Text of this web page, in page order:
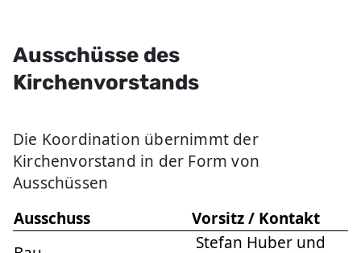
Ausschüsse des
Kirchenvorstands
Die Koordination übernimmt der
Kirchenvorstand in der Form von
Ausschüssen
Ausschuss
Vorsitz / Kontakt
Stefan Huber und